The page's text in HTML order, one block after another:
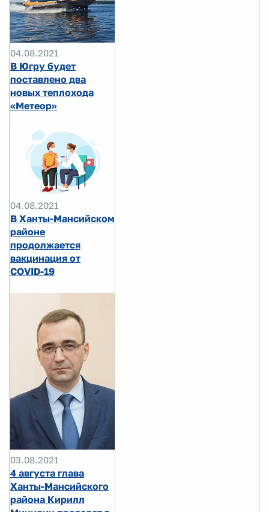
04.08.2021
В Югру будет
поставлено два
новых теплохода
«Метеор»
04.08.2021
В Ханты-Мансийском
районе
продолжается
вакцинация от
COVID-19
03.08.2021
4 августа глава
Ханты-Мансийского
района Кирилл